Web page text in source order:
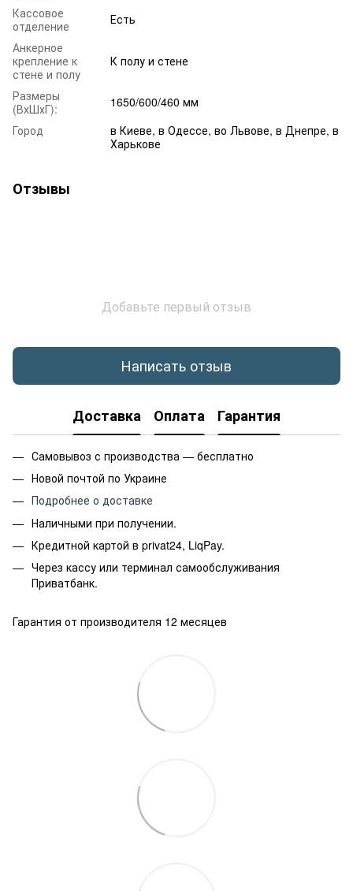
Кассовое
отделение
Есть
Анкерное
крепление к
стене и полу
К полу и стене
Размеры
(ВхШхГ):
1650/600/460 мм
Город
в Киеве, в Одессе, во Львове, в Днепре, в
Харькове
Отзывы
Добавьте первый отзыв
Написать отзыв
Доставка Оплата Гарантия
Самовывоз с производства — бесплатно
Новой почтой по Украине
Подробнее о доставке
Наличными при получении.
Кредитной картой в privat24, LiqPay.
Через кассу или терминал самообслуживания
Приватбанк.
Гарантия от производителя 12 месяцев